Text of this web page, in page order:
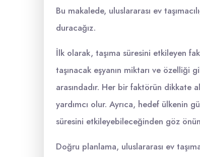
Bu makalede, uluslararası ev
duracağız.
İlk olarak, taşıma süresini etkileyen
taşınacak eşyanın miktarı ve özelliği
arasındadır. Her bir faktörün dikkate
yardımcı olur. Ayrıca, hedef ülkenin
süresini etkileyebileceğinden göz
Doğru planlama, uluslararası ev